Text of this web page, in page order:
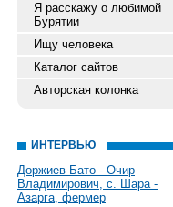
Я расскажу о любимой
Бурятии
Ищу человека
Каталог сайтов
Авторская колонка
ИНТЕРВЬЮ
Доржиев Бато - Очир
Владимирович, с. Шара -
Азарга, фермер